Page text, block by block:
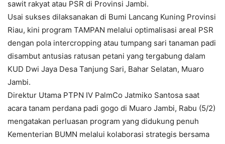
sawit rakyat atau PSR di Provinsi Jambi.
Usai sukses dilaksanakan di Bumi Lancang Kuning Provinsi
Riau, kini program TAMPAN melalui optimalisasi areal PSR
dengan pola intercropping atau tumpang sari tanaman padi
disambut antusias ratusan petani yang tergabung dalam
KUD Dwi Jaya Desa Tanjung Sari, Bahar Selatan, Muaro
Jambi.
Direktur Utama PTPN IV PalmCo Jatmiko Santosa saat
acara tanam perdana padi gogo di Muaro Jambi, Rabu (5/2)
mengatakan perluasan program yang didukung penuh
Kementerian BUMN melalui kolaborasi strategis bersama